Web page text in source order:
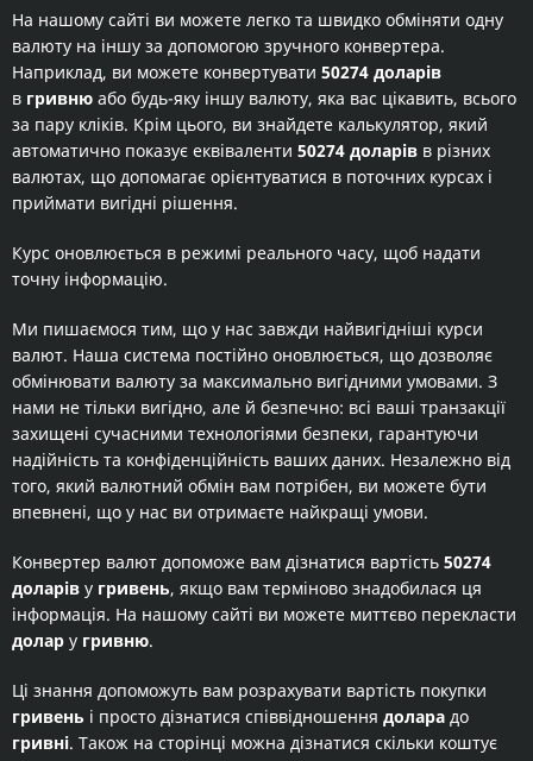
На нашому сайті ви можете легко та швидко обміняти одну
валюту на іншу за допомогою зручного конвертера.
Наприклад, ви можете конвертувати 50274 доларів
в гривню або будь-яку іншу валюту, яка вас цікавить, всього
за пару кліків. Крім цього, ви знайдете калькулятор, який
автоматично показує еквіваленти 50274 доларів в різних
валютах, що допомагає орієнтуватися в поточних курсах і
приймати вигідні рішення.
Курс оновлюється в режимі реального часу, щоб надати
точну інформацію.
Ми пишаємося тим, що у нас завжди найвигідніші курси
валют. Наша система постійно оновлюється, що дозволяє
обмінювати валюту за максимально вигідними умовами. З
нами не тільки вигідно, але й безпечно: всі ваші транзакції
захищені сучасними технологіями безпеки, гарантуючи
надійність та конфіденційність ваших даних. Незалежно від
того, який валютний обмін вам потрібен, ви можете бути
впевнені, що у нас ви отримаєте найкращі умови.
Конвертер валют допоможе вам дізнатися вартість 50274
доларів у гривень, якщо вам терміново знадобилася ця
інформація. На нашому сайті ви можете миттєво перекласти
долар у гривню.
Ці знання допоможуть вам розрахувати вартість покупки
гривень і просто дізнатися співвідношення долара до
гривні. Також на сторінці можна дізнатися скільки коштує